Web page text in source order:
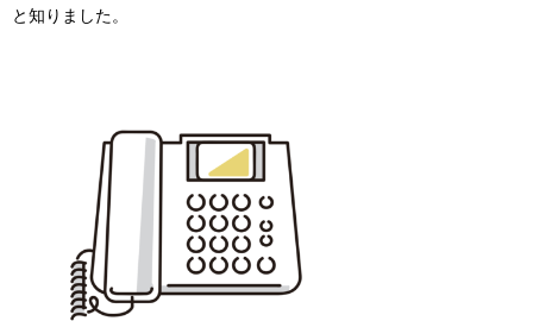
と知りました。